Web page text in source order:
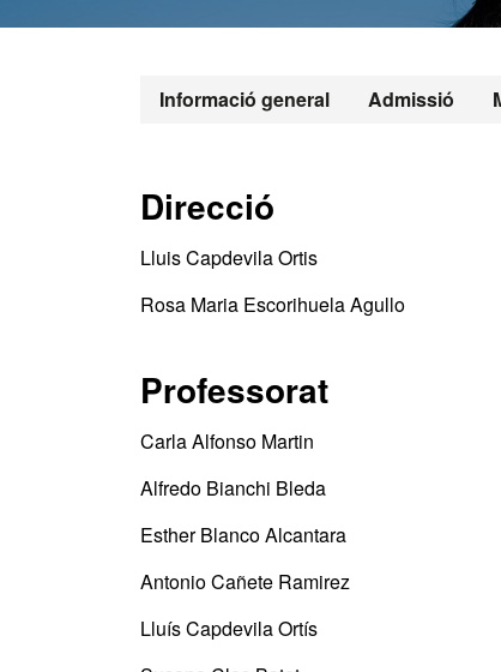
Informació general Admissió
Direcció
Lluis Capdevila Ortis
Rosa Maria Escorihuela Agullo
Professorat
Carla Alfonso Martin
Alfredo Bianchi Bleda
Esther Blanco Alcantara
Antonio Cañete Ramirez
Lluís Capdevila Ortís